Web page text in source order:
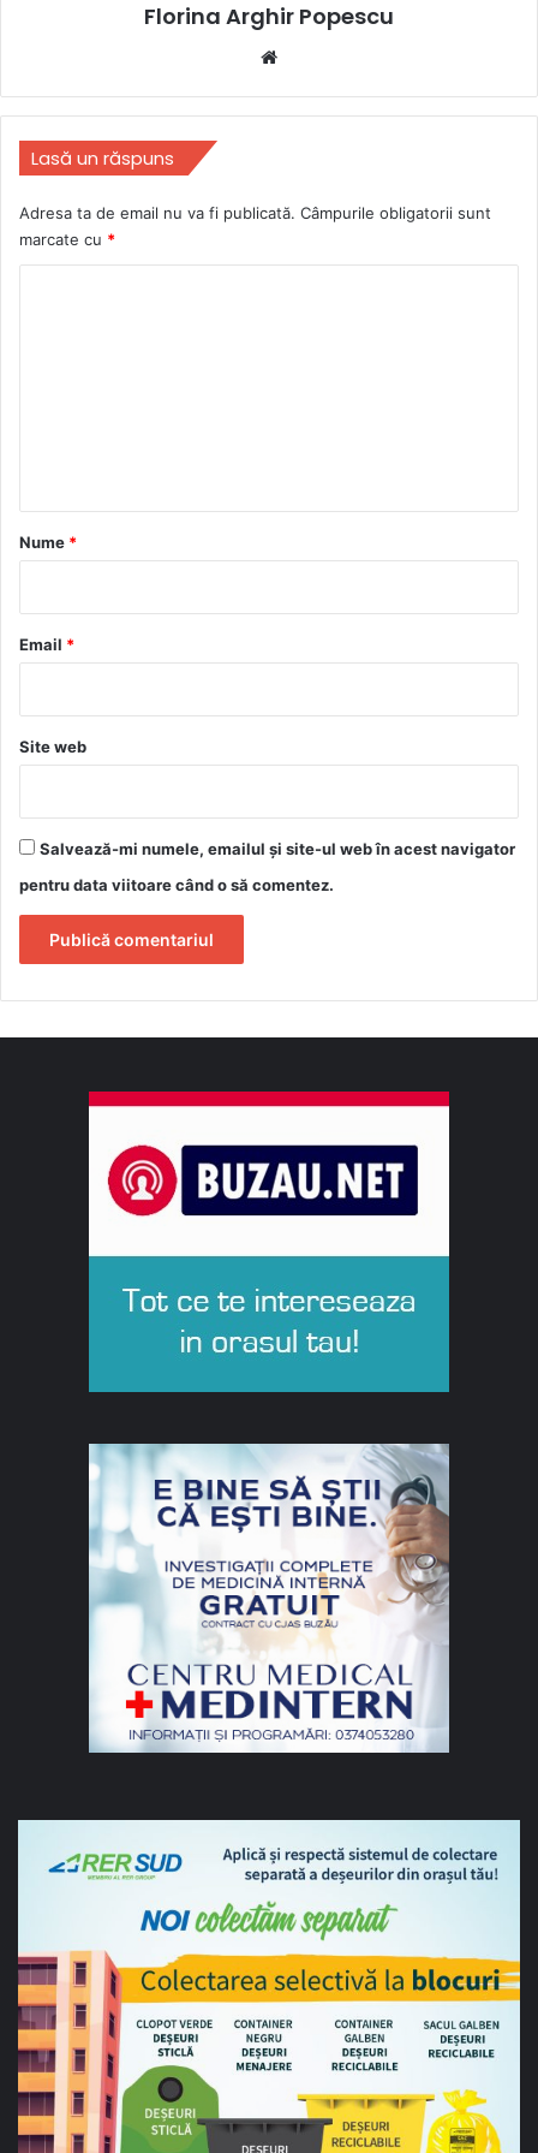
Florina Arghir Popescu
Lasă un răspuns
Adresa ta de email nu va fi publicată. Câmpurile obligatorii sunt
marcate cu *
r
*
Nume *
Email *
Site web
Salvează-mi numele, emailul și site-ul web în acest navigator
pentru data viitoare când o să comentez.